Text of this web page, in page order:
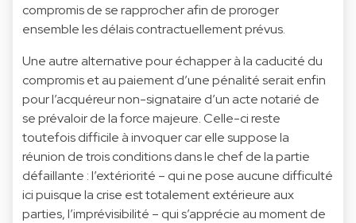
compromis de se rapprocher afin de proroger
ensemble les délais contractuellement prévus.
Une autre alternative pour échapper à la caducité du
compromis et au paiement d’une pénalité serait enfin
pour l’acquéreur non-signataire d’un acte notarié de
se prévaloir de la force majeure. Celle-ci reste
toutefois difficile à invoquer car elle suppose la
réunion de trois conditions dans le chef de la partie
défaillante : l’extériorité – qui ne pose aucune difficulté
ici puisque la crise est totalement extérieure aux
parties, l’imprévisibilité – qui s’apprécie au moment de